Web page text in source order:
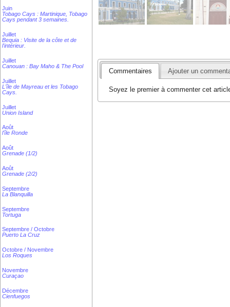
Juin
Tobago Cays : Martinique, Tobago
Cays pendant 3 semaines.
Juillet
Bequia : Visite de la côte et de
l'intérieur.
Juillet
Canouan : Bay Maho & The Pool
Juillet
L'île de Mayreau et les Tobago
Cays.
Juillet
Union Island
Août
l'île Ronde
Août
Grenade (1/2)
Août
Grenade (2/2)
Septembre
La Blanquilla
Septembre
Tortuga
Septembre / Octobre
Puerto La Cruz
Octobre / Novembre
Los Roques
Novembre
Curaçao
Décembre
Cienfuegos
Commentaires Ajouter un
Soyez le premier à commenter cet